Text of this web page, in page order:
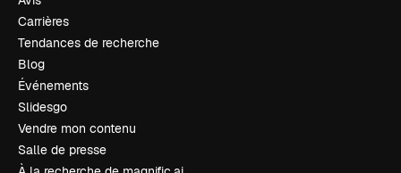
Carrières
Tendances de recherche
Blog
Événements
Slidesgo
Vendre mon contenu
Salle de presse